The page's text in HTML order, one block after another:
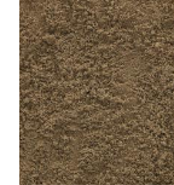
Kleur-
Uitbloei